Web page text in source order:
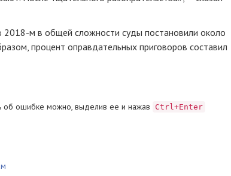
2018-м в общей сложности суды постановили около
процент оправдательных приговоров составил
об ошибке можно, выделив ее и нажав Ctrl+Enter